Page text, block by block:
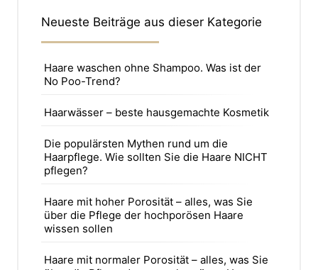
Neueste Beiträge aus dieser Kategorie
Haare waschen ohne Shampoo. Was ist der
No Poo-Trend?
Haarwässer – beste hausgemachte Kosmetik
Die populärsten Mythen rund um die
Haarpflege. Wie sollten Sie die Haare NICHT
pflegen?
Haare mit hoher Porosität – alles, was Sie
über die Pflege der hochporösen Haare
wissen sollen
Haare mit normaler Porosität – alles, was Sie